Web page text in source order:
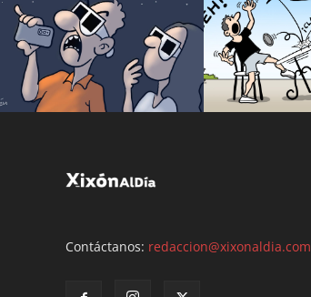
Contáctanos: redaccion@xixonaldia.com